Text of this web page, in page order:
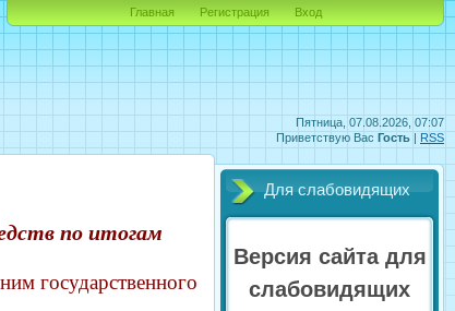
Пятница, 07.08.2026, 07:07
Приветствую Вас Гость | RSS
Главная Регистрация Вход
по итогам
государственного
Для слабовидящих
Версия сайта для
слабовидящих